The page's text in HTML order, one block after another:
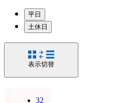
平日
土休日
表示切替
32